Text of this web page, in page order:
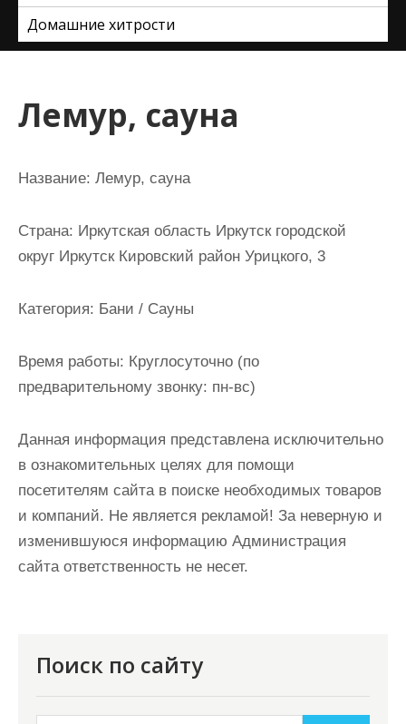
Домашние хитрости
Лемур, сауна
Название: Лемур, сауна
Страна: Иркутская область Иркутск городской
округ Иркутск Кировский район Урицкого, 3
Категория: Бани / Сауны
Время работы: Круглосуточно (по
предварительному звонку: пн-вс)
Данная информация представлена исключительно
в ознакомительных целях для помощи
посетителям сайта в поиске необходимых товаров
и компаний. Не является рекламой! За неверную и
изменившуюся информацию Администрация
сайта ответственность не несет.
Поиск по сайту